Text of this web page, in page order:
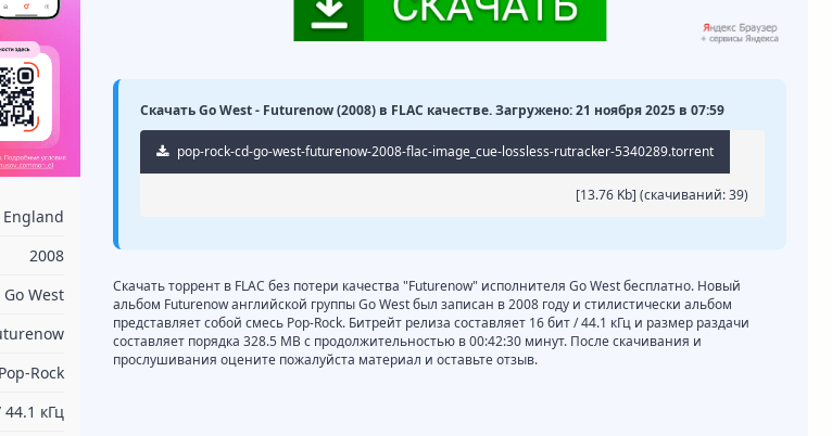
England
2008
Go West
Pop-Rock
кГц
Скачать Go West - Futurenow (2008) в FLAC качестве. Загружено: 21 ноября 2025 в 07:59
pop-rock-cd-go-west-futurenow-2008-flac-image_cue-lossless-rutracker-5340289.torrent
[13.76 Kb] (cкачиваний: 39)
Скачать торрент в FLAC без потери качества "Futurenow" исполнителя Go West бесплатно. Новый
альбом Futurenow английской группы Go West был записан в 2008 году и стилистически альбом
представляет собой смесь Pop-Rock. Битрейт релиза составляет 16 бит / 44.1 кГц и размер раздачи
составляет порядка 328.5 MB с продолжительностью в 00:42:30 минут. После скачивания и
прослушивания оцените пожалуйста материал и оставьте отзыв.